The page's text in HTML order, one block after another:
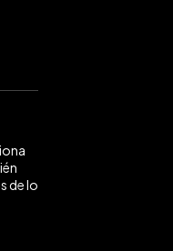
de lo